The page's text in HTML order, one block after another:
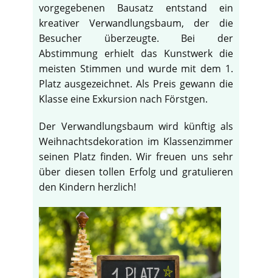
vorgegebenen Bausatz entstand ein
kreativer Verwandlungsbaum, der die
Besucher überzeugte. Bei der
Abstimmung erhielt das Kunstwerk die
meisten Stimmen und wurde mit dem 1.
Platz ausgezeichnet. Als Preis gewann die
Klasse eine Exkursion nach Förstgen.
Der Verwandlungsbaum wird künftig als
Weihnachtsdekoration im Klassenzimmer
seinen Platz finden. Wir freuen uns sehr
über diesen tollen Erfolg und gratulieren
den Kindern herzlich!